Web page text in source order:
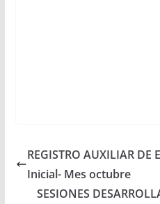
REGISTRO AUXILIAR DE
Inicial- Mes octubre
SESIONES